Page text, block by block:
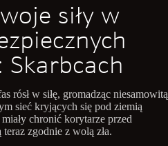
siły w
Skarbcach
rósł w siłę, gromadząc niesamowitą
sieć kryjących się pod ziemią
chronić korytarze przed
zgodnie z wolą zła.